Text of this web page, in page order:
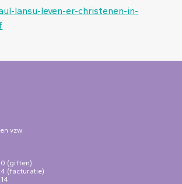
lansu-leven-er-christenen-in-
vzw
(giften)
(facturatie)